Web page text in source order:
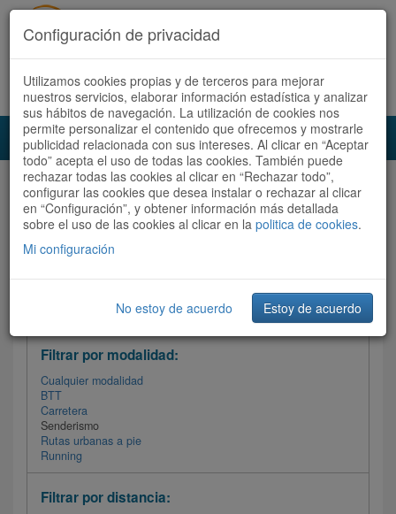
Acceder Registrate ahora Español | Català
Audioruta Todas las rutas
Todas las rutas Ordenar por:Más recientes
Filtrar las rutas
Filtrar por modalidad:
Cualquier modalidad
BTT
Carretera
Senderismo
Rutas urbanas a pie
Running
Filtrar por distancia:
Configuración de privacidad
Utilizamos cookies propias y de terceros para mejorar
nuestros servicios, elaborar información estadística y analizar
sus hábitos de navegación. La utilización de cookies nos
permite personalizar el contenido que ofrecemos y mostrarle
publicidad relacionada con sus intereses. Al clicar en “Aceptar
todo” acepta el uso de todas las cookies. También puede
rechazar todas las cookies al clicar en “Rechazar todo”,
configurar las cookies que desea instalar o rechazar al clicar
en “Configuración”, y obtener información más detallada
sobre el uso de las cookies al clicar en la politica de cookies.
Mi configuración
No estoy de acuerdo Estoy de acuerdo